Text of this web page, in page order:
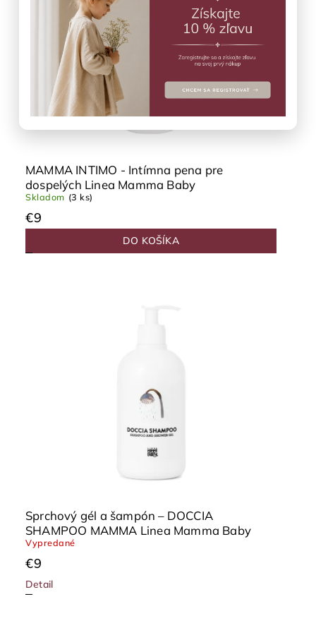
MAMMA INTIMO - Intímna pena pre
dospelých Linea Mamma Baby
Skladom (3 ks)
€9
DO KOŠÍKA
Sprchový gél a šampón – DOCCIA
SHAMPOO MAMMA Linea Mamma Baby
Vypredané
€9
Detail